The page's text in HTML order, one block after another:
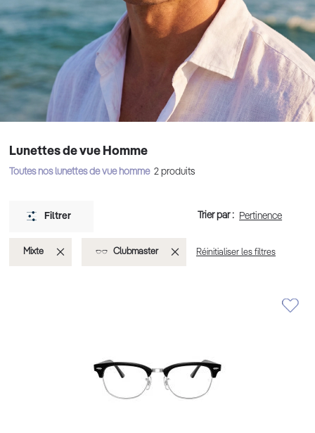
Lunettes de vue Homme
Toutes nos lunettes de vue homme 2 produits
Filtrer Trier par :
Mixte Supprimer Clubmaster Supprimer
Réinitialiser les filtres